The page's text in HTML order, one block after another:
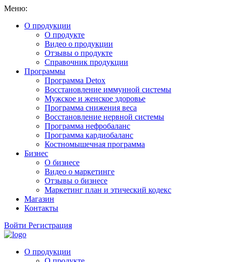
Меню:
О продукции
О продукте
Видео о продукции
Отзывы о продукте
Справочник продукции
Программы
Программа Detox
Восстановление иммунной системы
Мужское и женское здоровье
Программа снижения веса
Восстановление нервной системы
Программа нефробаланс
Программа кардиобаланс
Костномышечная программа
Бизнес
О бизнесе
Видео о маркетинге
Отзывы о бизнесе
Маркетинг план и этический кодекс
Магазин
Контакты
Войти Регистрация
О продукции